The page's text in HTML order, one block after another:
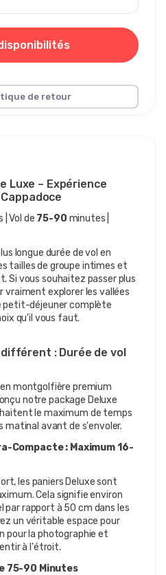
de retour
Luxe – Expérience
| Vol de 75-90 minutes |
longue durée de vol en
tailles de groupe intimes et
Si vous souhaitez passer plus
vraiment explorer les vallées
petit-déjeuner complète
qu'il vous faut.
différent : Durée de vol
montgolfière premium
notre package Deluxe
le maximum de temps
matinal avant de s'envoler.
Compacte : Maximum 16-
les paniers Deluxe sont
Cela signifie environ
par rapport à 50 cm dans les
un véritable espace pour
pour la photographie et
à l'étroit.
75-90 Minutes